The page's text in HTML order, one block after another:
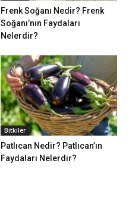
Frenk Soğanı Nedir? Frenk
Soğanı’nın Faydaları
Nelerdir?
Bitkiler
Patlıcan Nedir? Patlıcan’ın
Faydaları Nelerdir?